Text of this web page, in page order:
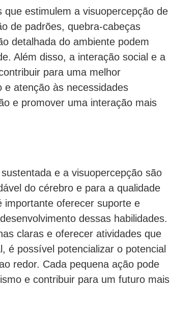
estimulem a visuopercepção de
de padrões, quebra-cabeças
detalhada do ambiente podem
Além disso, a interação social e a
para uma melhor
e atenção às necessidades
e promover uma interação mais
e a visuopercepção são
do cérebro e para a qualidade
importante oferecer suporte e
dessas habilidades.
claras e oferecer atividades que
é possível potencializar o potencial
redor. Cada pequena ação pode
e contribuir para um futuro mais